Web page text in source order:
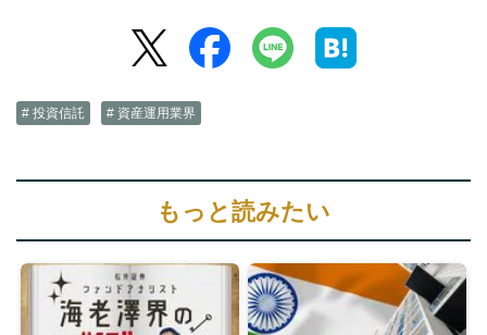
# 投資信託 # 資産運用業界
もっと読みたい